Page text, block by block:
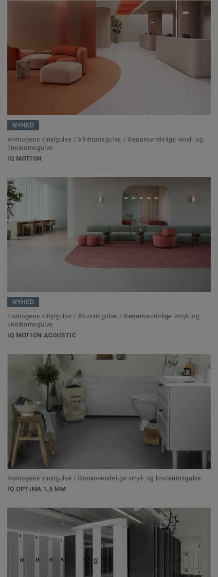
NYHED
Homogene vinylgulve / Vådrumsgulve / Genanvendelige vinyl- og
linoleumsgulve
IQ MOTION
NYHED
Homogene vinylgulve / Akustikgulve / Genanvendelige vinyl- og
linoleumsgulve
IQ MOTION ACOUSTIC
Homogene vinylgulve / Genanvendelige vinyl- og linoleumsgulve
IQ OPTIMA 1,5 MM